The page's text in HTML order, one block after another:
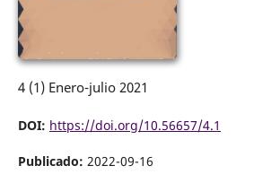
4 (1) Enero-julio 2021
DOI: https://doi.org/10.56657/4.1
Publicado: 2022-09-16